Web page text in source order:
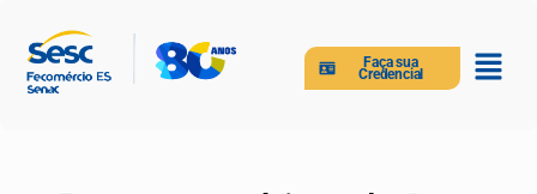
Faça sua
Credencial